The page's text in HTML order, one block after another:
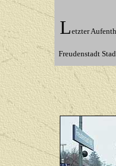
Letzter
Freudenstadt